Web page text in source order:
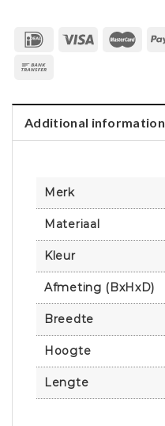
Additional information
Merk
Materiaal
Kleur
Afmeting (BxHxD)
Breedte
Hoogte
Lengte